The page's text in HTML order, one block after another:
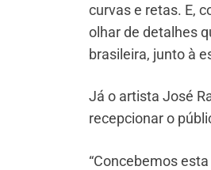
curvas e retas. E,
olhar de detalhes
brasileira, junto à
Já o artista José
recepcionar o
“Concebemos